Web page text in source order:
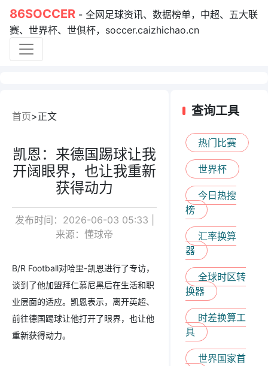
86SOCCER - 全网足球资讯、数据榜单，中超、五大联
赛、世界杯、世俱杯，soccer.caizhichao.cn
首页 正文
凯恩：来德国踢球让我
开阔眼界，也让我重新
获得动力
发布时间：2026-06-03 05:33 |
来源：懂球帝
B/R Football对哈里-凯恩进行了专访，
谈到了他加盟拜仁慕尼黑后在生活和职
业层面的适应。凯恩表示，离开英超、
前往德国踢球让他打开了眼界，也让他
重新获得动力。
查询工具
热门比赛
世界杯
今日热搜
榜
汇率换算
器
全球时区转
换器
时差换算工
具
世界国家首